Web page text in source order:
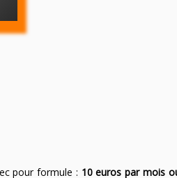
pour formule : 10 euros par mois